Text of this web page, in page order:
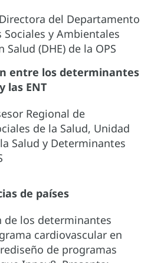
del Departamento
y Ambientales
(DHE) de la OPS
entre los determinantes
las ENT
Regional de
de la Salud, Unidad
Salud y Determinantes
de países
de los determinantes
cardiovascular en
de programas